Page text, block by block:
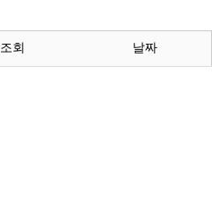
조회 날짜